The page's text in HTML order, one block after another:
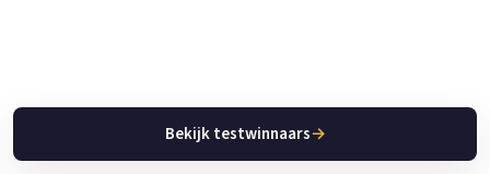
Bekijk testwinnaars→